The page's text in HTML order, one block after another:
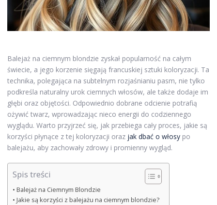
Balejaż na ciemnym blondzie zyskał popularność na całym
świecie, a jego korzenie sięgają francuskiej sztuki koloryzacji. Ta
technika, polegająca na subtelnym rozjaśnianiu pasm, nie tylko
podkreśla naturalny urok ciemnych włosów, ale także dodaje im
głębi oraz objętości. Odpowiednio dobrane odcienie potrafią
ożywić twarz, wprowadzając nieco energii do codziennego
wyglądu. Warto przyjrzeć się, jak przebiega cały proces, jakie są
korzyści płynące z tej koloryzacji oraz jak dbać o włosy po
balejażu, aby zachowały zdrowy i promienny wygląd.
Spis treści
Balejaż na Ciemnym Blondzie
Jakie są korzyści z balejażu na ciemnym blondzie?